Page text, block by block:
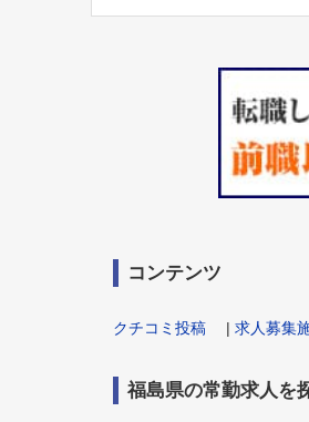
コンテンツ
クチコミ投稿 | 求人募集
福島県の常勤求人を